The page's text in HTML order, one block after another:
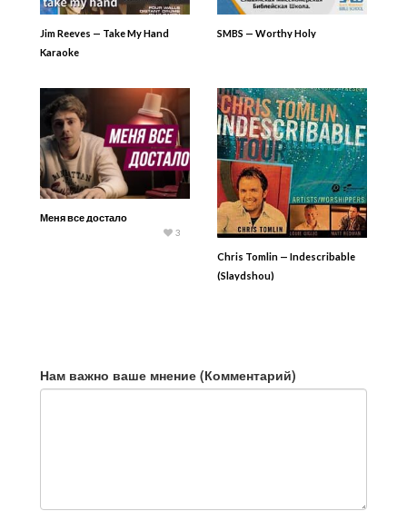
Jim Reeves — Take My Hand
Karaoke
SMBS — Worthy Holy
Меня все достало
3
Chris Tomlin — Indescribable
(Slaydshou)
Нам важно ваше мнение (Комментарий)